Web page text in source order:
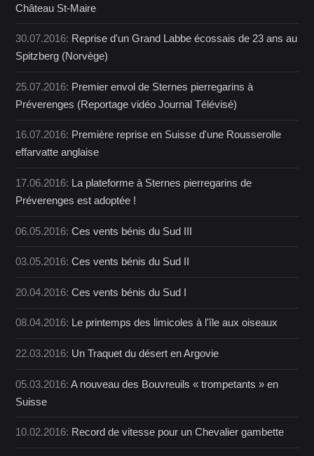
Château St-Maire
30.07.2016: Reprise d'un Grand Labbe écossais de 23 ans au
Spitzberg (Norvège)
25.07.2016: Premier envol de Sternes pierregarins à
Préverenges (Reportage vidéo Journal Télévisé)
16.07.2016: Première reprise en Suisse d'une Rousserolle
effarvatte anglaise
17.06.2016: La plateforme à Sternes pierregarins de
Préverenges est adoptée !
06.05.2016:Ces vents bénis du Sud III
03.05.2016:Ces vents bénis du Sud II
20.04.2016:Ces vents bénis du Sud I
08.04.2016: Le printemps des limicoles à l'île aux oiseaux
22.03.2016: Un Traquet du désert en Argovie
05.03.2016:A nouveau des Bouvreuils « trompetants » en
Suisse
10.02.2016: Record de vitesse pour un Chevalier gambette